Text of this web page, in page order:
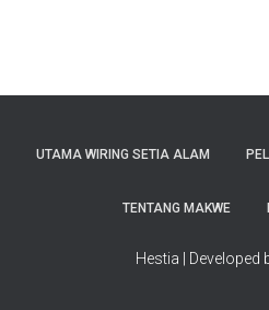
UTAMA WIRING SETIA ALAM
TENTANG MAKWE
Hestia | Developed